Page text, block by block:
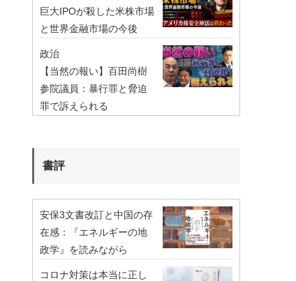
巨大IPOが殺した米株市場
と世界金融市場の今後
政治
【当然の報い】百田尚樹
参院議員：暴行罪と脅迫
罪で訴えられる
書評
安保3文書改訂と中国の存
在感：『エネルギーの地
政学』を読みながら
コロナ対策は本当に正し